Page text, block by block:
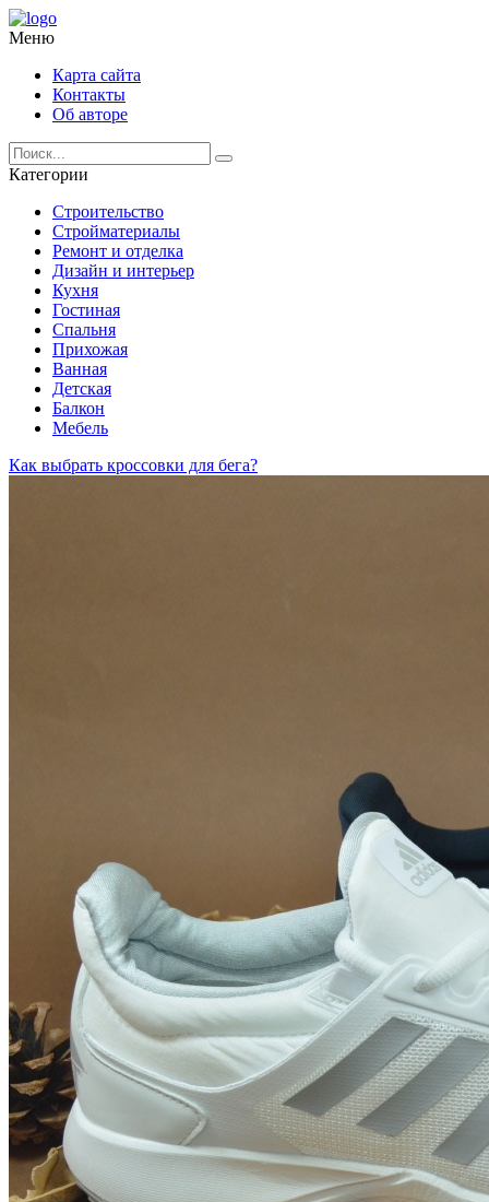
Меню
Карта сайта
Контакты
Об авторе
Категории
Строительство
Стройматериалы
Ремонт и отделка
Дизайн и интерьер
Кухня
Гостиная
Спальня
Прихожая
Ванная
Детская
Балкон
Мебель
Как выбрать кроссовки для бега?